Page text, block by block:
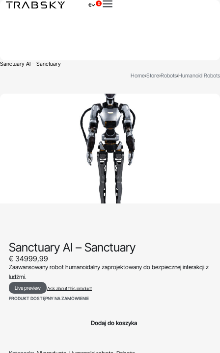
€ 0
Sanctuary AI – Sanctuary
Home›Store›Robots›Humanoid Robots
Sanctuary AI – Sanctuary
€34999,99
Zaawansowany robot humanoidalny zaprojektowany do bezpiecznej interakcji z
ludźmi.
Live preview
Ask about this product
PRODUKT DOSTĘPNY NA ZAMÓWIENIE
Dodaj do koszyka